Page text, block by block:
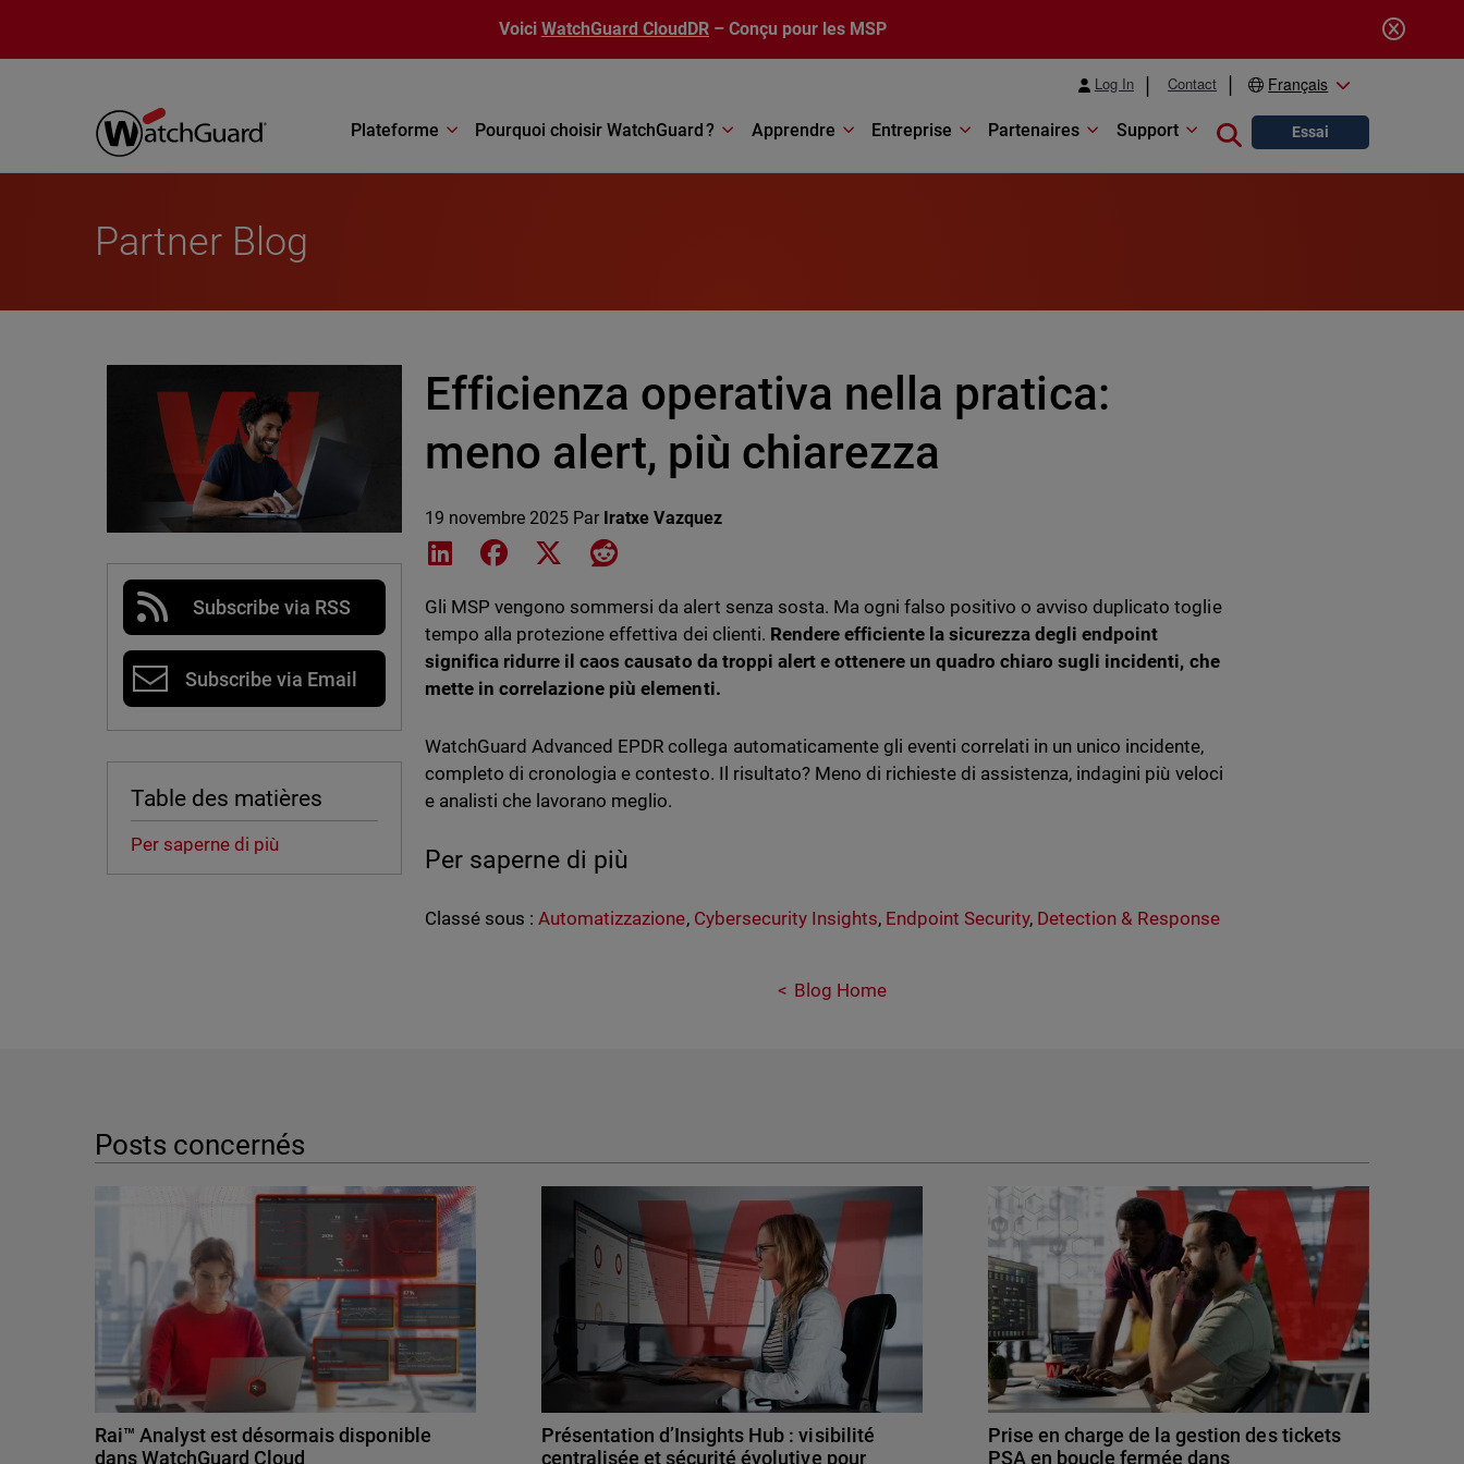
Voici WatchGuard CloudDR – Conçu pour les MSP
Log In Contact Français
Plateforme Pourquoi choisir WatchGuard ? Apprendre Entreprise Partenaires Support Close search
Essai
Partner Blog
Subscribe via RSS
Subscribe via Email
Table des matières
Per saperne di più
Efficienza operativa nella pratica:
meno alert, più chiarezza
19 novembre 2025 Par Iratxe Vazquez
Share on LinkedIn
Share on Facebook
Share on XShare on Reddit
Gli MSP vengono sommersi da alert senza sosta. Ma ogni falso positivo o avviso duplicato toglie
tempo alla protezione effettiva dei clienti. Rendere efficiente la sicurezza degli endpoint
significa ridurre il caos causato da troppi alert e ottenere un quadro chiaro sugli incidenti, che
mette in correlazione più elementi.
WatchGuard Advanced EPDR collega automaticamente gli eventi correlati in un unico incidente,
completo di cronologia e contesto. Il risultato? Meno di richieste di assistenza, indagini più veloci
e analisti che lavorano meglio.
Per saperne di più
Classé sous : Automatizzazione, Cybersecurity Insights, Endpoint Security, Detection & Response
Blog Home
Posts concernés
Rai™ Analyst est désormais disponible
dans WatchGuard Cloud
Présentation d’Insights Hub : visibilité
centralisée et sécurité évolutive pour
Prise en charge de la gestion des tickets
PSA en boucle fermée dans